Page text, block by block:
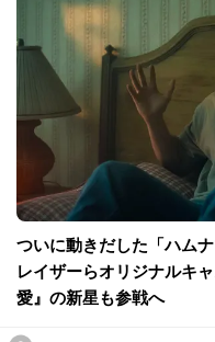
ついに動きだした「ハム
レイザーらオリジナルキ
愛』の新星も参戦へ